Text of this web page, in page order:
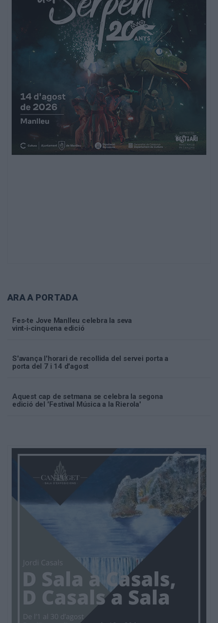
ARA A PORTADA
Fes‑te Jove Manlleu celebra la seva
vint‑i‑cinquena edició
S'avança l'horari de recollida del servei porta a
porta del 7 i 14 d'agost
Aquest cap de setmana se celebra la segona
edició del 'Festival Música a la Rierola'